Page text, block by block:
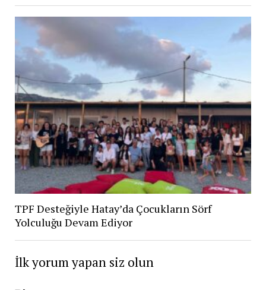
TPF Desteğiyle Hatay’da Çocukların Sörf
Yolculuğu Devam Ediyor
İlk yorum yapan siz olun